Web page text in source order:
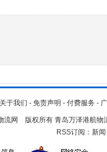
关于我们 - 免责声明 - 付费服务 -
流网 版权所有 青岛万泽港航物
RSS订阅： 新闻